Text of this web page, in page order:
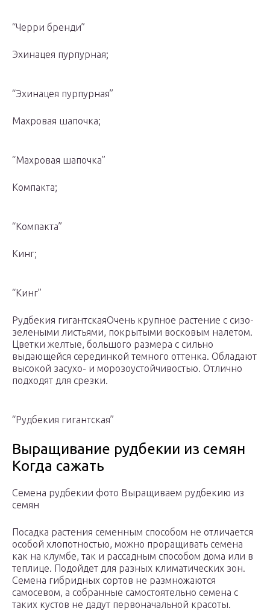
“Черри бренди”
Эхинацея пурпурная;
“Эхинацея пурпурная”
Махровая шапочка;
“Махровая шапочка”
Компакта;
“Компакта”
Кинг;
“Кинг”
Рудбекия гигантскаяОчень крупное растение с сизо-
зелеными листьями, покрытыми восковым налетом.
Цветки желтые, большого размера с сильно
выдающейся серединкой темного оттенка. Обладают
высокой засухо- и морозоустойчивостью. Отлично
подходят для срезки.
“Рудбекия гигантская”
Выращивание рудбекии из семян
Когда сажать
Семена рудбекии фото Выращиваем рудбекию из
семян
Посадка растения семенным способом не отличается
особой хлопотностью, можно проращивать семена
как на клумбе, так и рассадным способом дома или в
теплице. Подойдет для разных климатических зон.
Семена гибридных сортов не размножаются
самосевом, а собранные самостоятельно семена с
таких кустов не дадут первоначальной красоты.